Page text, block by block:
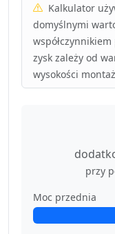
Kalkulator
domyślnymi
zysk zależy od
wysokości
przy
Moc przednia